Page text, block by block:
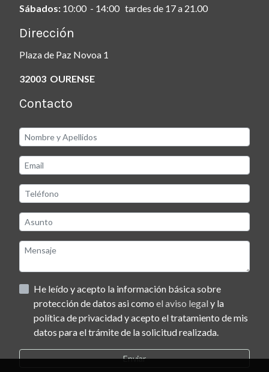
Sábados: 10:00 - 14:00 tardes de 17 a 21.00
Dirección
Plaza de Paz Novoa 1
32003 OURENSE
Contacto
He leído y acepto la información básica sobre
protección de datos asi como el aviso legal y la
política de privacidad y acepto el tratamiento de mis
datos para el trámite de la solicitud realizada.
Enviar